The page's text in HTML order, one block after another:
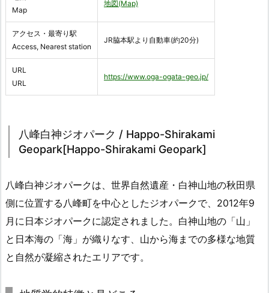
Map
地図(Map)
アクセス・最寄り駅
Access, Nearest station
JR脇本駅より自動車(約20分)
URL
URL
https://www.oga-ogata-geo.jp/
八峰白神ジオパーク / Happo-Shirakami
Geopark[Happo-Shirakami Geopark]
八峰白神ジオパークは、世界自然遺産・白神山地の秋田県
側に位置する八峰町を中心としたジオパークで、2012年9
月に日本ジオパークに認定されました。白神山地の「山」
と日本海の「海」が織りなす、山から海までの多様な地質
と自然が凝縮されたエリアです。